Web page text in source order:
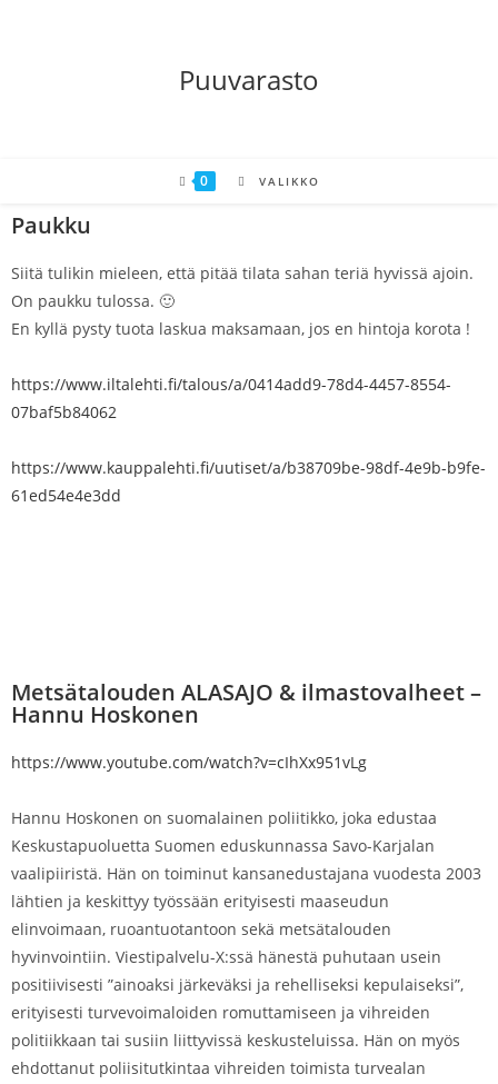
Puuvarasto
0 VALIKKO
Paukku
Siitä tulikin mieleen, että pitää tilata sahan teriä hyvissä ajoin.
On paukku tulossa. 🙂
En kyllä pysty tuota laskua maksamaan, jos en hintoja korota !
https://www.iltalehti.fi/talous/a/0414add9-78d4-4457-8554-
07baf5b84062
https://www.kauppalehti.fi/uutiset/a/b38709be-98df-4e9b-b9fe-
61ed54e4e3dd
Metsätalouden ALASAJO & ilmastovalheet –
Hannu Hoskonen
https://www.youtube.com/watch?v=cIhXx951vLg
Hannu Hoskonen on suomalainen poliitikko, joka edustaa
Keskustapuoluetta Suomen eduskunnassa Savo-Karjalan
vaalipiiristä. Hän on toiminut kansanedustajana vuodesta 2003
lähtien ja keskittyy työssään erityisesti maaseudun
elinvoimaan, ruoantuotantoon sekä metsätalouden
hyvinvointiin. Viestipalvelu-X:ssä hänestä puhutaan usein
positiivisesti ”ainoaksi järkeväksi ja rehelliseksi kepulaiseksi”,
erityisesti turvevoimaloiden romuttamiseen ja vihreiden
politiikkaan tai susiin liittyvissä keskusteluissa. Hän on myös
ehdottanut poliisitutkintaa vihreiden toimista turvealan